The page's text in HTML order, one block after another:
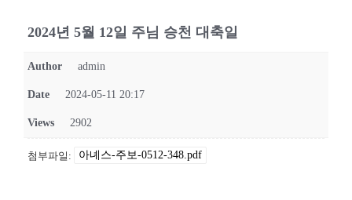
2024년 5월 12일 주님 승천 대축일
Author admin
Date 2024-05-11 20:17
Views 2902
첨부파일: 아녜스-주보-0512-348.pdf